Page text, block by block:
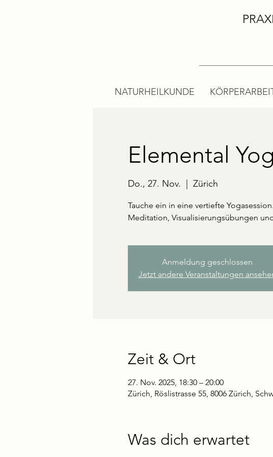
NATURHEILKUNDE
Elemental
Do., 27. Nov. Zürich
Tauche ein in eine vertiefte Yogasession.
Meditation, Visualisierungsübungen
Anmeldung geschlossen
Jetzt andere Veranstaltungen
Zeit & Ort
27. Nov. 2025, 18:30 – 20:00
Zürich, Röslistrasse 55, 8006 Zürich,
Was dich erwartet